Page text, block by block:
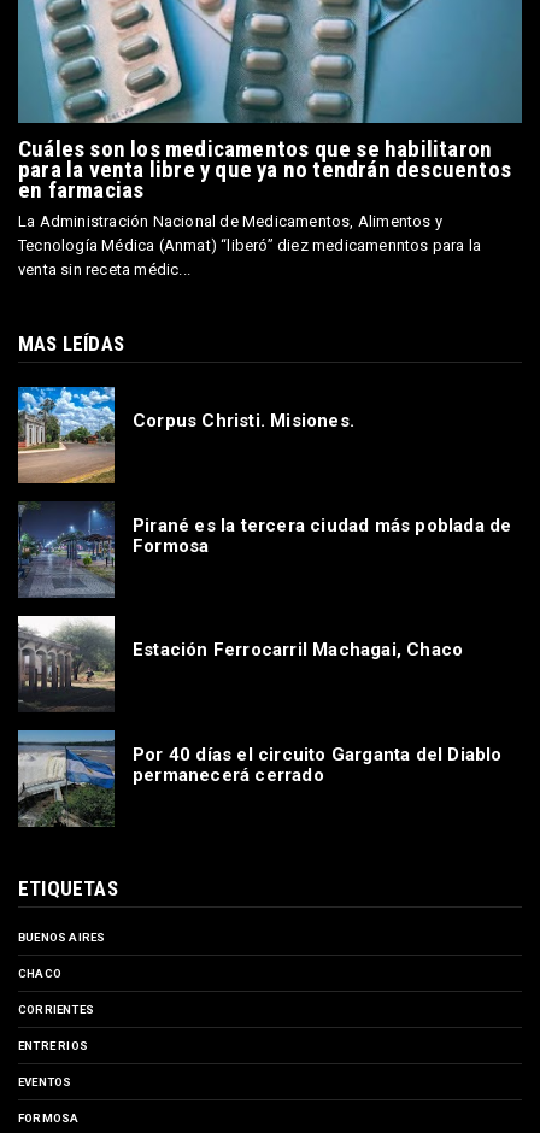
Cuáles son los medicamentos que se habilitaron
para la venta libre y que ya no tendrán descuentos
en farmacias
La Administración Nacional de Medicamentos, Alimentos y
Tecnología Médica (Anmat) “liberó” diez medicamenntos para la
venta sin receta médic...
MAS LEÍDAS
Corpus Christi. Misiones.
Pirané es la tercera ciudad más poblada de
Formosa
Estación Ferrocarril Machagai, Chaco
Por 40 días el circuito Garganta del Diablo
permanecerá cerrado
ETIQUETAS
BUENOS AIRES
CHACO
CORRIENTES
ENTRE RIOS
EVENTOS
FORMOSA